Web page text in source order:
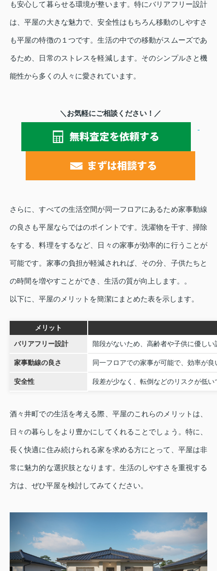
も安心して暮らせる環境が整います。特にバリアフリー設計
は、平屋の大きな魅力で、安全性はもちろん移動のしやすさ
も平屋の特徴の１つです。生活の中での移動がスムーズであ
るため、日常のストレスを軽減します。そのシンプルさと機
能性から多くの人々に愛されています。
＼お気軽にご相談ください！／
さらに、すべての生活空間が同一フロアにあるため家事動線
の良さも平屋ならではのポイントです。洗濯物を干す、掃除
をする、料理をするなど、日々の家事が効率的に行うことが
可能です。家事の負担が軽減されれば、その分、子供たちと
の時間を増やすことができ、生活の質が向上します。。
以下に、平屋のメリットを簡潔にまとめた表を示します。
メリット
バリアフリー設計 階段がないため、高齢者や子供に優しい
家事動線の良さ 同一フロアでの家事が可能で、効率が良
安全性 段差が少なく、転倒などのリスクが低い
酒々井町での生活を考える際、平屋のこれらのメリットは、
日々の暮らしをより豊かにしてくれることでしょう。特に、
長く快適に住み続けられる家を求める方にとって、平屋は非
常に魅力的な選択肢となります。生活のしやすさを重視する
方は、ぜひ平屋を検討してみてください。